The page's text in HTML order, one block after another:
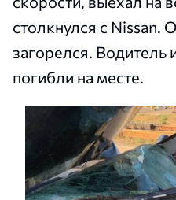
столкнулся с Nissan.
загорелся. Водитель
погибли на месте.